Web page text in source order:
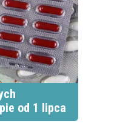
od 1 lipca